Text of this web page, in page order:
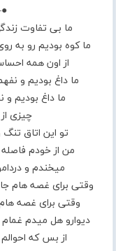
ما بی تفاوت
ما کوه بودیم رو
از اون همه
ما داغ بودیم و
ما داغ بودیم و
چیزی
تو این اتاق
من از خودم
میخندم و
وقتی برای غصه هام
وقتی برای غصه
دیوارو هل میدم
از بس که